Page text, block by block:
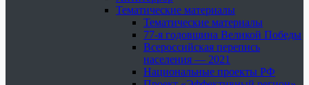
Тематические материалы
Тематические материалы
77-я годовщина Великой Победы
Всероссийская перепись
населения — 2021
Национальные проекты РФ